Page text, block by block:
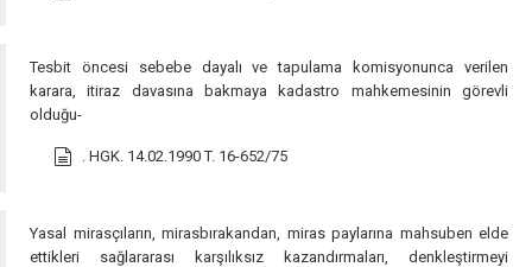
Tesbit öncesi sebebe dayalı ve tapulama komisyonunca verilen
karara, itiraz davasına bakmaya kadastro mahkemesinin görevli
olduğu-
. HGK. 14.02.1990 T. 16-652/75
Yasal mirasçıların, mirasbırakandan, miras paylarına mahsuben elde
ettikleri sağlararası karşılıksız kazandırmaları, denkleştirmeyi